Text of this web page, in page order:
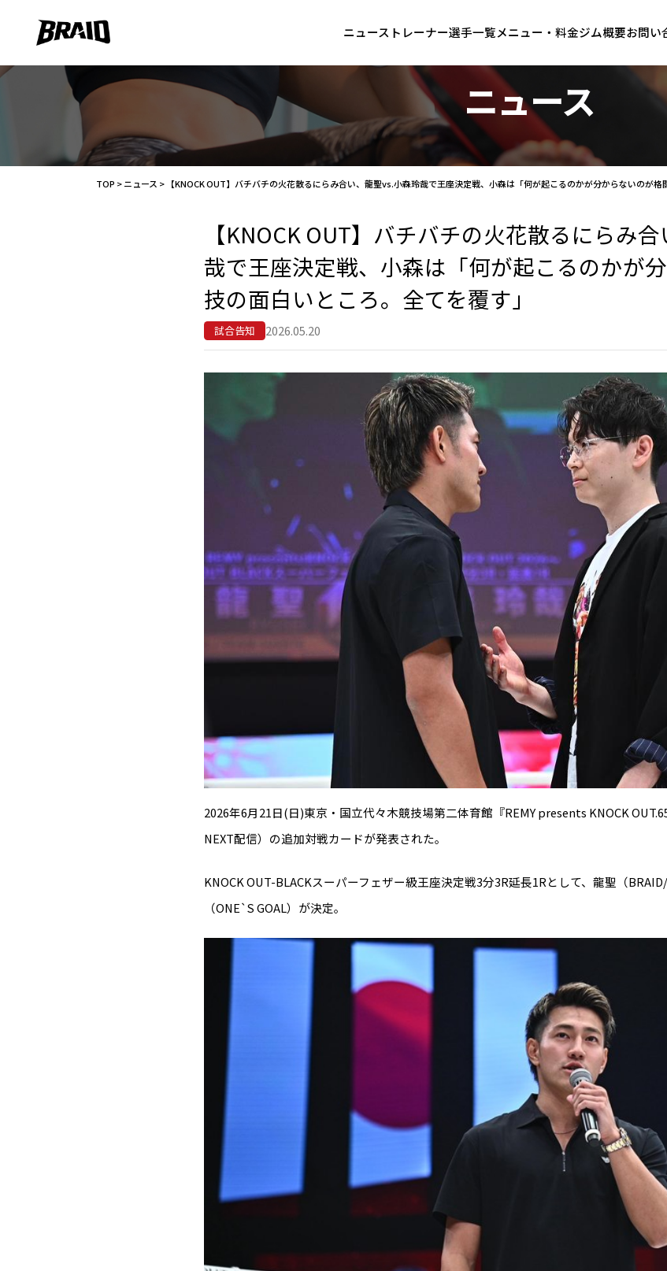
ニュース トレーナー選手一覧メニュー・料金ジム概要お問い
ニュース
TOP >ニュース > 【KNOCK OUT】バチバチの火花散るにらみ合い、龍聖vs.小森玲哉で王座決定戦、小森は「何が起こるのかが分からないのが格
【KNOCK OUT】バチバチの火花散るにらみ
哉で王座決定戦、小森は「何が起こるのかが
技の面白いところ。全てを覆す」
試合告知 2026.05.20
2026年6月21日(日)東京・国立代々木競技場第二体育館『REMY presents KNOCK
NEXT配信）の追加対戦カードが発表された。
KNOCK OUT-BLACKスーパーフェザー級王座決定戦3分3R延長1Rとして、龍聖（
（ONE`S GOAL）が決定。